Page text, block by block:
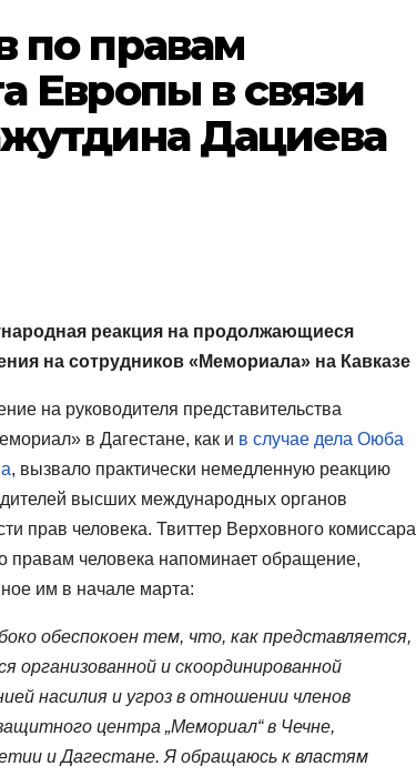
по правам
Европы в связи
Дациева
реакция на продолжающиеся
на сотрудников «Мемориала» на Кавказе
на руководителя представительства
в Дагестане, как и в случае дела Оюба
, вызвало практически немедленную реакцию
высших международных органов
прав человека. Твиттер Верховного комиссара
правам человека напоминает обращение,
им в начале марта:
обеспокоен тем, что, как представляется,
организованной и скоординированной
насилия и угроз в отношении членов
центра „Мемориал“ в Чечне,
и Дагестане. Я обращаюсь к властям